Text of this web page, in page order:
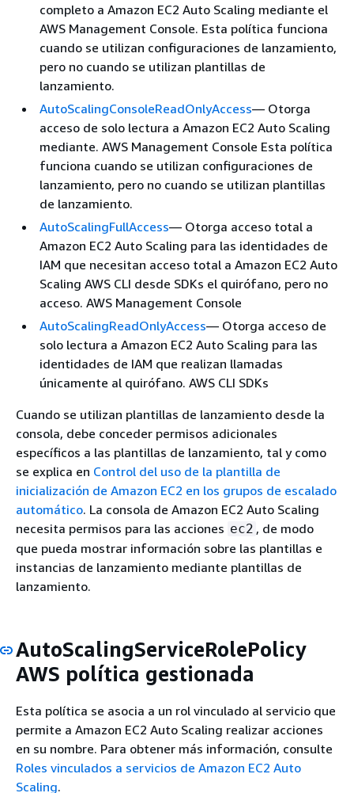
completo a Amazon EC2 Auto Scaling mediante el
AWS Management Console. Esta política funciona
cuando se utilizan configuraciones de lanzamiento,
pero no cuando se utilizan plantillas de
lanzamiento.
AutoScalingConsoleReadOnlyAccess— Otorga
acceso de solo lectura a Amazon EC2 Auto Scaling
mediante. AWS Management Console Esta política
funciona cuando se utilizan configuraciones de
lanzamiento, pero no cuando se utilizan plantillas
de lanzamiento.
AutoScalingFullAccess— Otorga acceso total a
Amazon EC2 Auto Scaling para las identidades de
IAM que necesitan acceso total a Amazon EC2 Auto
Scaling AWS CLI desde SDKs el quirófano, pero no
acceso. AWS Management Console
AutoScalingReadOnlyAccess— Otorga acceso de
solo lectura a Amazon EC2 Auto Scaling para las
identidades de IAM que realizan llamadas
únicamente al quirófano. AWS CLI SDKs
Cuando se utilizan plantillas de lanzamiento desde la
consola, debe conceder permisos adicionales
específicos a las plantillas de lanzamiento, tal y como
se explica en Control del uso de la plantilla de
inicialización de Amazon EC2 en los grupos de escalado
automático. La consola de Amazon EC2 Auto Scaling
necesita permisos para las acciones ec2 , de modo
que pueda mostrar información sobre las plantillas e
instancias de lanzamiento mediante plantillas de
lanzamiento.
AutoScalingServiceRolePolicy
AWS política gestionada
Esta política se asocia a un rol vinculado al servicio que
permite a Amazon EC2 Auto Scaling realizar acciones
en su nombre. Para obtener más información, consulte
Roles vinculados a servicios de Amazon EC2 Auto
Scaling.